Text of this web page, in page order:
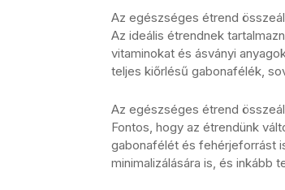
Az egészséges étrend
Az ideális étrendnek
vitaminokat és ásványi
teljes kiőrlésű gabonafélék,
Az egészséges étrend
Fontos, hogy az étrendünk
gabonafélét és fehérjeforrást
minimalizálására is, és inkább